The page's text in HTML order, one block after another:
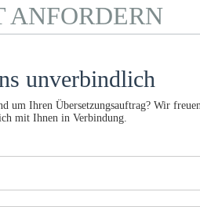
ANFORDERN
unverbindlich
um Ihren Übersetzungsauftrag? Wir
mit Ihnen in Verbindung.